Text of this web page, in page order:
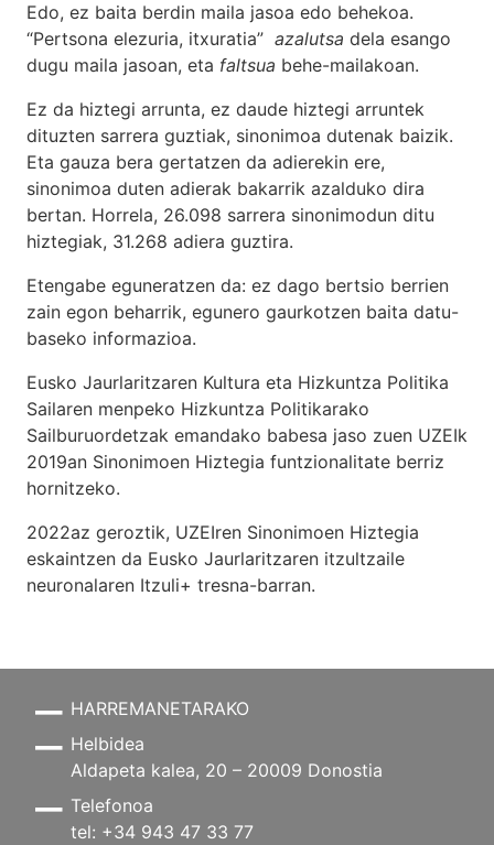
Edo, ez baita berdin maila jasoa edo behekoa.
“Pertsona elezuria, itxuratia” azalutsa dela esango
dugu maila jasoan, eta faltsua behe-mailakoan.
Ez da hiztegi arrunta, ez daude hiztegi arruntek
dituzten sarrera guztiak, sinonimoa dutenak baizik.
Eta gauza bera gertatzen da adierekin ere,
sinonimoa duten adierak bakarrik azalduko dira
bertan. Horrela, 26.098 sarrera sinonimodun ditu
hiztegiak, 31.268 adiera guztira.
Etengabe eguneratzen da: ez dago bertsio berrien
zain egon beharrik, egunero gaurkotzen baita datu-
baseko informazioa.
Eusko Jaurlaritzaren Kultura eta Hizkuntza Politika
Sailaren menpeko Hizkuntza Politikarako
Sailburuordetzak emandako babesa jaso zuen UZEIk
2019an Sinonimoen Hiztegia funtzionalitate berriz
hornitzeko.
2022az geroztik, UZEIren Sinonimoen Hiztegia
eskaintzen da Eusko Jaurlaritzaren itzultzaile
neuronalaren Itzuli+ tresna-barran.
HARREMANETARAKO
Helbidea
Aldapeta kalea, 20 – 20009 Donostia
Telefonoa
tel: +34 943 47 33 77